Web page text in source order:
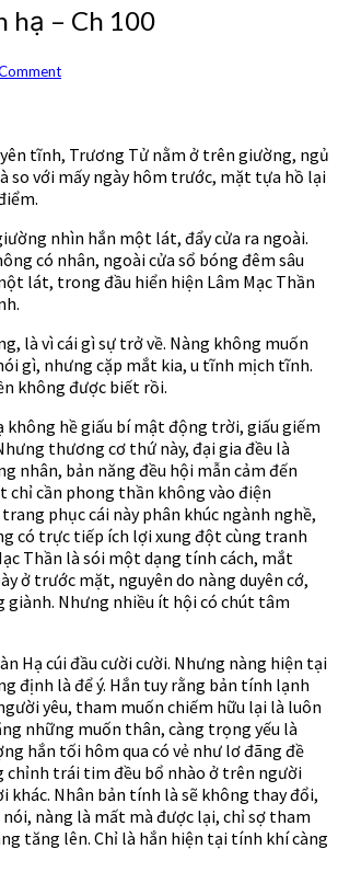
hạ – Ch 100
tĩnh, Trương Tử nằm ở trên giường, ngủ
so với mấy ngày hôm trước, mặt tựa hồ lại
nhìn hắn một lát, đẩy cửa ra ngoài.
có nhân, ngoài cửa sổ bóng đêm sâu
lát, trong đầu hiển hiện Lâm Mạc Thần
là vì cái gì sự trở về. Nàng không muốn
gì, nhưng cặp mắt kia, u tĩnh mịch tĩnh.
không được biết rồi.
không hề giấu bí mật động trời, giấu giếm
thương cơ thứ này, đại gia đều là
nhân, bản năng đều hội mẫn cảm đến
chỉ cần phong thần không vào điện
phục cái này phân khúc ngành nghề,
có trực tiếp ích lợi xung đột cùng tranh
Thần là sói một dạng tính cách, mắt
ở trước mặt, nguyên do nàng duyên cớ,
giành. Nhưng nhiều ít hội có chút tâm
Hạ cúi đầu cười cười. Nhưng nàng hiện tại
định là để ý. Hắn tuy rằng bản tính lạnh
yêu, tham muốn chiếm hữu lại là luôn
những muốn thân, càng trọng yếu là
hắn tối hôm qua có vẻ như lơ đãng đề
chỉnh trái tim đều bổ nhào ở trên người
khác. Nhân bản tính là sẽ không thay đổi,
nàng là mất mà được lại, chỉ sợ tham
tăng lên. Chỉ là hắn hiện tại tính khí càng